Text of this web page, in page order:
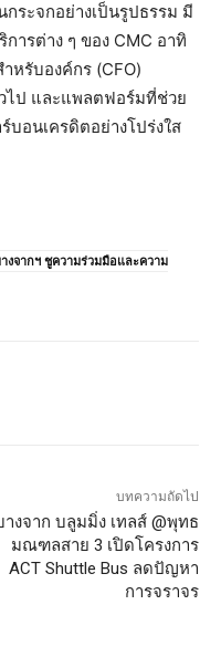
ระจกอย่างเป็นรูปธรรม มี
ารต่าง ๆ ของ CMC อาทิ
หรับองค์กร (CFO)
ไป และแพลตฟอร์มที่ช่วย
บอนเครดิตอย่างโปร่งใส
จากฯ ชูความร่วมมือและความ
บทความถัดไป
างจาก บลูมมิ่ง เทลส์ @พุทธ
มณฑลสาย 3 เปิดโครงการ
ACT Shuttle Bus ลดปัญหา
การจราจร